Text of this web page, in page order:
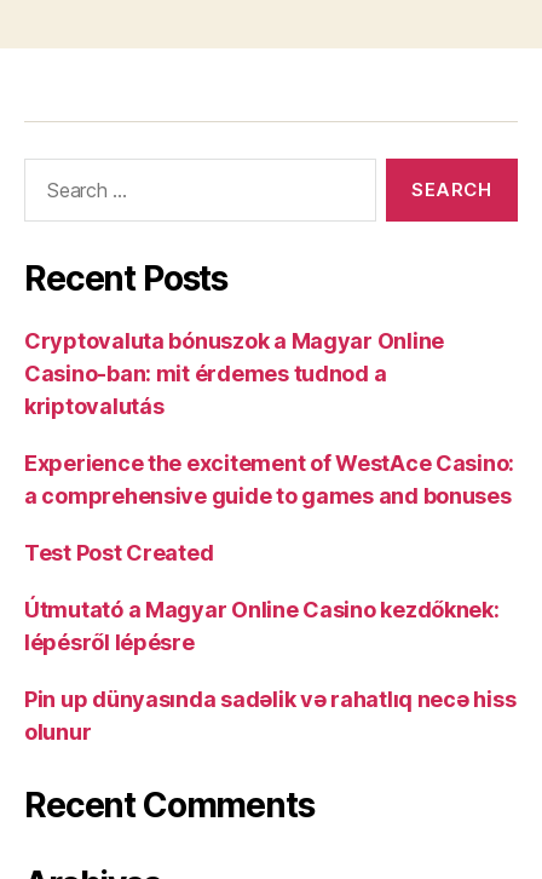
Recent Posts
Cryptovaluta bónuszok a Magyar Online
Casino-ban: mit érdemes tudnod a
kriptovalutás
Experience the excitement of WestAce Casino:
a comprehensive guide to games and bonuses
Test Post Created
Útmutató a Magyar Online Casino kezdőknek:
lépésről lépésre
Pin up dünyasında sadəlik və rahatlıq necə hiss
olunur
Recent Comments